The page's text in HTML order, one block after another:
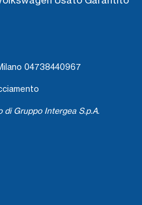
04738440967
Gruppo Intergea S.p.A.